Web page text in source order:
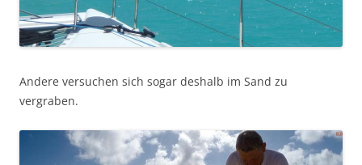
Andere versuchen sich sogar deshalb im Sand zu
vergraben.